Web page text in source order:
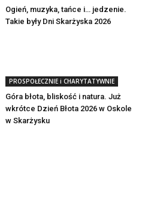
Ogień, muzyka, tańce i… jedzenie.
Takie były Dni Skarżyska 2026
PROSPOŁECZNIE i CHARYTATYWNIE
Góra błota, bliskość i natura. Już
wkrótce Dzień Błota 2026 w Oskole
w Skarżysku